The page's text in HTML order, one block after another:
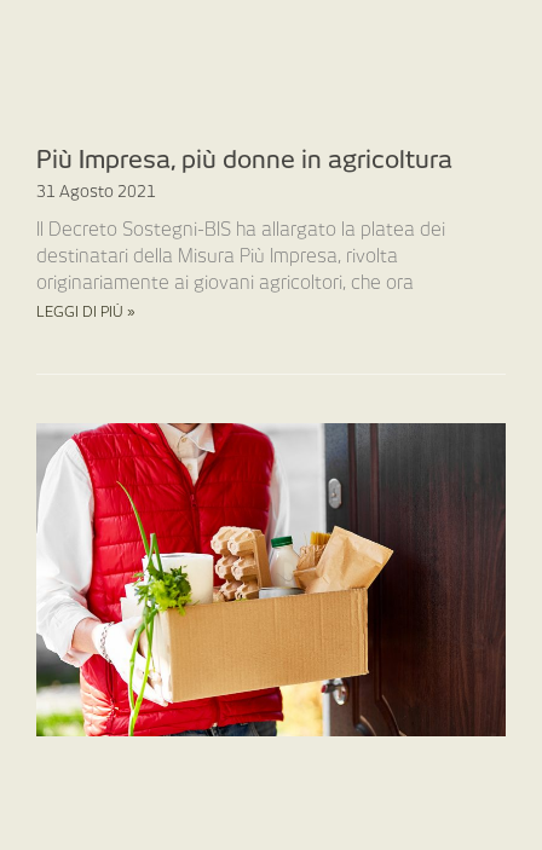
Più Impresa, più donne in agricoltura
31 Agosto 2021
Il Decreto Sostegni-BIS ha allargato la platea dei
destinatari della Misura Più Impresa, rivolta
originariamente ai giovani agricoltori, che ora
LEGGI DI PIÙ »